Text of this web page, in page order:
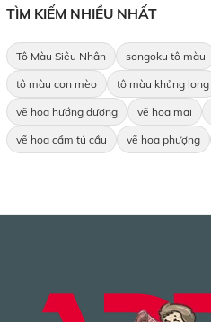
TÌM KIẾM NHIỀU NHẤT
Tô Màu Siêu Nhân songoku tô màu
tô màu con mèo tô màu khủng long
vẽ hoa hướng dương vẽ hoa mai
vẽ hoa cẩm tú cầu vẽ hoa phượng